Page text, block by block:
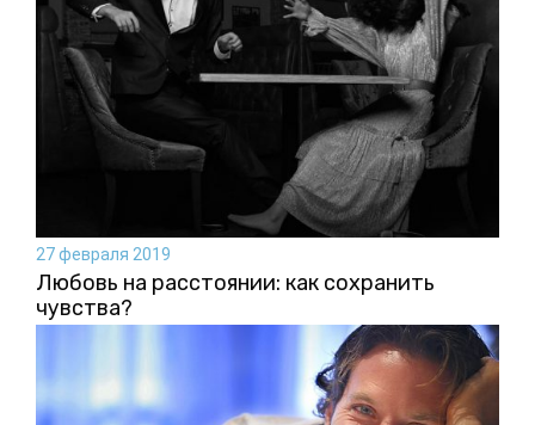
27 февраля 2019
Любовь на расстоянии: как сохранить
чувства?